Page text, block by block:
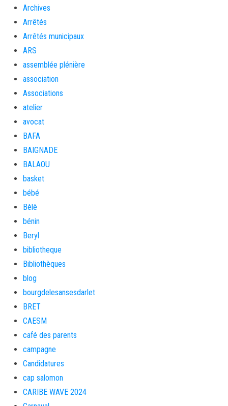
Archives
Arrêtés
Arrêtés municipaux
ARS
assemblée plénière
association
Associations
atelier
avocat
BAFA
BAIGNADE
BALAOU
basket
bébé
Bèlè
bénin
Beryl
bibliotheque
Bibliothèques
blog
bourgdelesansesdarlet
BRET
CAESM
café des parents
campagne
Candidatures
cap salomon
CARIBE WAVE 2024